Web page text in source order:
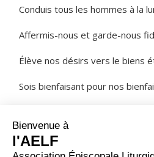
Conduis tous les hommes à la
Affermis-nous et garde-nous
Élève nos désirs vers le biens
Sois bienfaisant pour nos
pour que nous puissions te
NOTRE PÈRE